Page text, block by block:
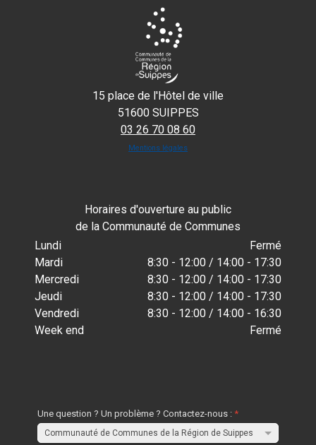
15 place de l'Hôtel de ville
51600 SUIPPES
03 26 70 08 60
Mentions légales
Horaires d'ouverture au public
de la Communauté de Communes
Lundi
Fermé
Mardi
8:30 - 12:00 / 14:00 - 17:30
Mercredi
8:30 - 12:00 / 14:00 - 17:30
Jeudi
8:30 - 12:00 / 14:00 - 17:30
Vendredi
8:30 - 12:00 / 14:00 - 16:30
Week end
Fermé
Une question ? Un problème ? Contactez-nous :*